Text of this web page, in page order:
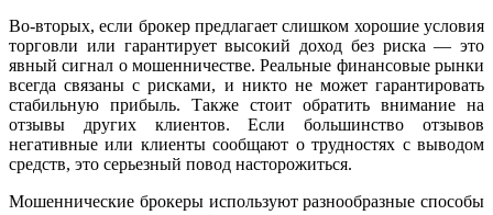
Во-вторых, если брокер предлагает слишком хорошие условия
торговли или гарантирует высокий доход без риска — это
явный сигнал о мошенничестве. Реальные финансовые рынки
всегда связаны с рисками, и никто не может гарантировать
стабильную прибыль. Также стоит обратить внимание на
отзывы других клиентов. Если большинство отзывов
негативные или клиенты сообщают о трудностях с выводом
средств, это серьезный повод насторожиться.
Мошеннические брокеры используют разнообразные способы